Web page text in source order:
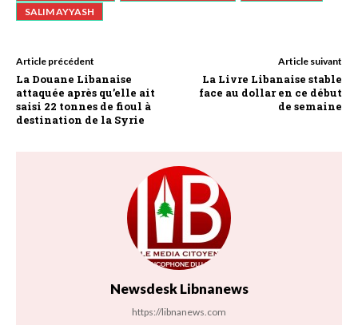
SALIM AYYASH
Article précédent
La Douane Libanaise
attaquée après qu’elle ait
saisi 22 tonnes de fioul à
destination de la Syrie
Article suivant
La Livre Libanaise stable
face au dollar en ce début
de semaine
Newsdesk Libnanews
https://libnanews.com